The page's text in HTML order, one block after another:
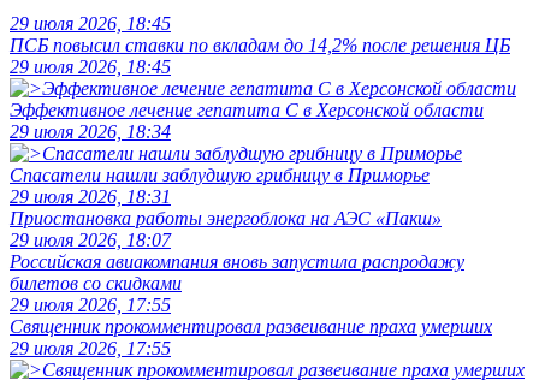
29 июля 2026, 18:45
ПСБ повысил ставки по вкладам до 14,2% после решения ЦБ
29 июля 2026, 18:45
Эффективное лечение гепатита C в Херсонской области
29 июля 2026, 18:34
Спасатели нашли заблудшую грибницу в Приморье
29 июля 2026, 18:31
Приостановка работы энергоблока на АЭС «Пакш»
29 июля 2026, 18:07
Российская авиакомпания вновь запустила распродажу
билетов со скидками
29 июля 2026, 17:55
Священник прокомментировал развеивание праха умерших
29 июля 2026, 17:55